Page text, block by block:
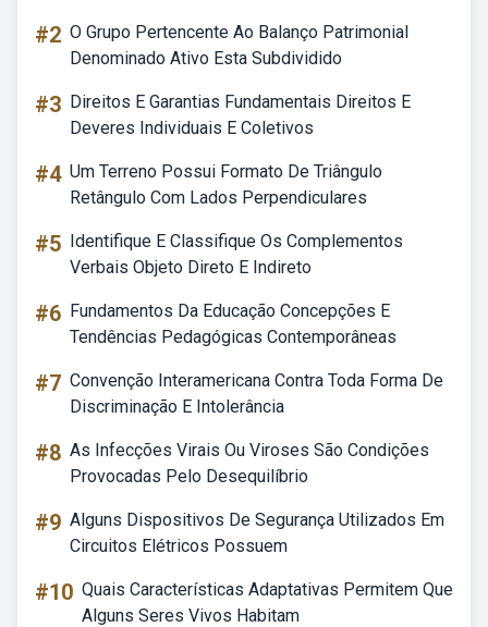
#2 O Grupo Pertencente Ao Balanço Patrimonial
Denominado Ativo Esta Subdividido
#3 Direitos E Garantias Fundamentais Direitos E
Deveres Individuais E Coletivos
#4 Um Terreno Possui Formato De Triângulo
Retângulo Com Lados Perpendiculares
#5 Identifique E Classifique Os Complementos
Verbais Objeto Direto E Indireto
#6 Fundamentos Da Educação Concepções E
Tendências Pedagógicas Contemporâneas
#7 Convenção Interamericana Contra Toda Forma De
Discriminação E Intolerância
#8 As Infecções Virais Ou Viroses São Condições
Provocadas Pelo Desequilíbrio
#9 Alguns Dispositivos De Segurança Utilizados Em
Circuitos Elétricos Possuem
#10 Quais Características Adaptativas Permitem Que
Alguns Seres Vivos Habitam